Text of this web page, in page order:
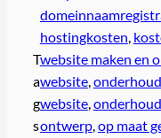
T
a
g
s
hostingkosten,
website maken en
website,
website,
ontwerp, op maat